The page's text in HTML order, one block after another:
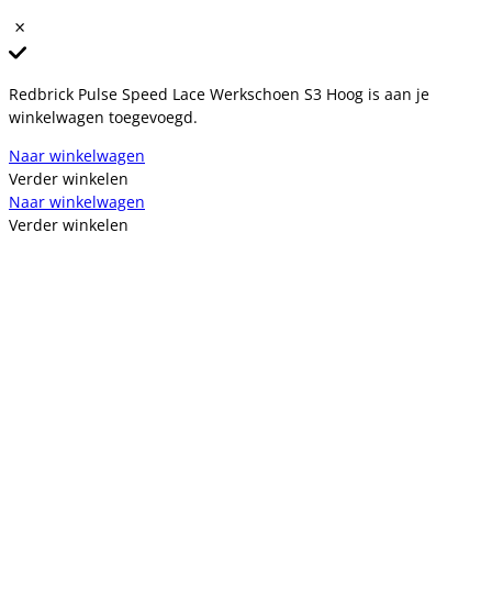
Redbrick Pulse Speed Lace Werkschoen S3 Hoog is aan je
winkelwagen toegevoegd.
Naar winkelwagen
Verder winkelen
Naar winkelwagen
Verder winkelen